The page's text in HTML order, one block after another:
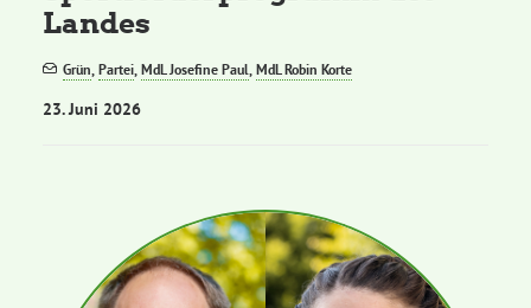
Landes
Grün,Partei,MdL Josefine Paul,MdL Robin Korte
23. Juni 2026